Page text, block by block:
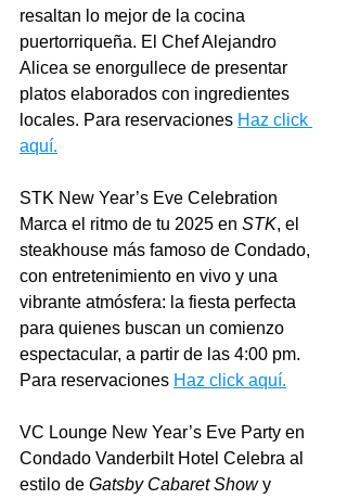
resaltan lo mejor de la cocina
puertorriqueña. El Chef Alejandro
Alicea se enorgullece de presentar
platos elaborados con ingredientes
locales. Para reservaciones Haz click
aquí.
STK New Year’s Eve Celebration
Marca el ritmo de tu 2025 en STK, el
steakhouse más famoso de Condado,
con entretenimiento en vivo y una
vibrante atmósfera: la fiesta perfecta
para quienes buscan un comienzo
espectacular, a partir de las 4:00 pm.
Para reservaciones Haz click aquí.
VC Lounge New Year’s Eve Party en
Condado Vanderbilt Hotel Celebra al
estilo de Gatsby Cabaret Show y